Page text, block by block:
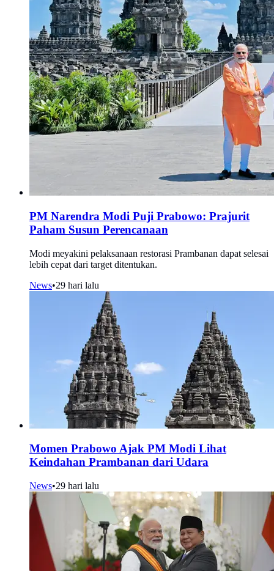
PM Narendra Modi Puji Prabowo: Prajurit
Paham Susun Perencanaan
Modi meyakini pelaksanaan restorasi Prambanan dapat selesai
lebih cepat dari target ditentukan.
News•29 hari lalu
Momen Prabowo Ajak PM Modi Lihat
Keindahan Prambanan dari Udara
News•29 hari lalu